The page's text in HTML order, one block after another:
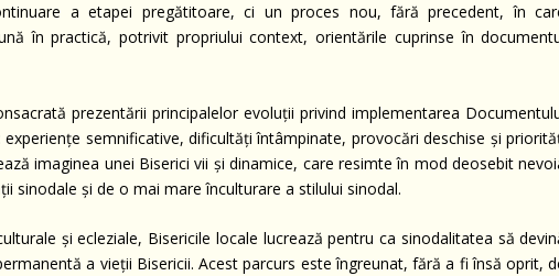
a etapei pregătitoare, ci un proces nou, fără precedent, în
în practică, potrivit propriului context, orientările cuprinse în
prezentării principalelor evoluții privind implementarea
semnificative, dificultăți întâmpinate, provocări deschise și
imaginea unei Biserici vii și dinamice, care resimte în mod deosebit
sinodale și de o mai mare înculturare a stilului sinodal.
și ecleziale, Bisericile locale lucrează pentru ca sinodalitatea să
a vieții Bisericii. Acest parcurs este îngreunat, fără a fi însă oprit,